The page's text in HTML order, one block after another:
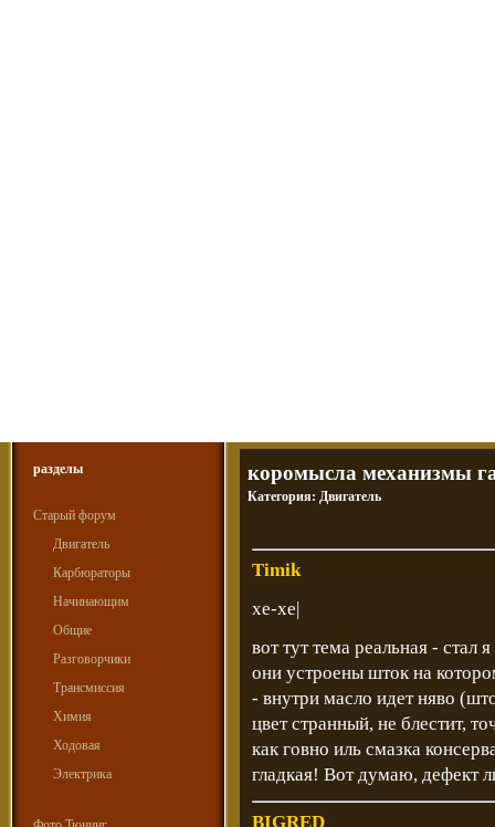
разделы
Старый форум
Двигатель
Карбюраторы
Начинающим
Общие
Разговорчики
Трансмиссия
Химия
Ходовая
Электрика
коромысла механизмы
Категория: Двигатель
Timik
хе-хе|
вот тут тема реальная - стал
они устроены шток на
- внутри масло идет няво
цвет странный, не блестит,
как говно иль смазка
гладкая! Вот думаю, дефект
BIGRED